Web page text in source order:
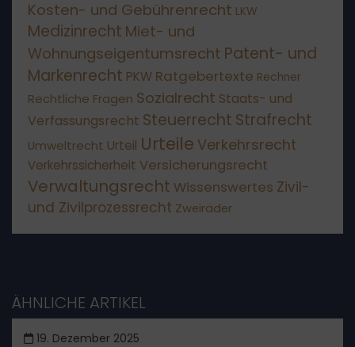
Kosten- und Gebührenrecht LKW
Medizinrecht Miet- und
Wohnungseigentumsrecht Patent- und
Markenrecht PKW Ratgebertexte Rechner
Rechtliche Fragen Sozialrecht Staats- und
Verfassungsrecht Steuerrecht Strafrecht
Umweltrecht Urteil Urteile Verkehrsrecht
Verkehrssicherheit Versicherungsrecht
Verwaltungsrecht Wissenswertes Zivil-
und Zivilprozessrecht Zweiräder
ÄHNLICHE ARTIKEL
19. Dezember 2025